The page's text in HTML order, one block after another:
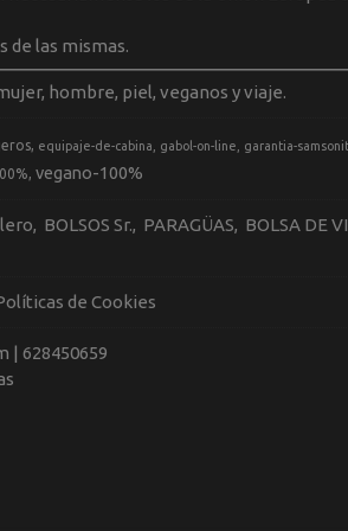
de las mismas.
hombre, piel, veganos y viaje.
equipaje-de-cabina gabol-on-line garantia-
vegano-100%
BOLSOS Sr. PARAGÜAS
BOLSA DE
de Cookies
| 628450659